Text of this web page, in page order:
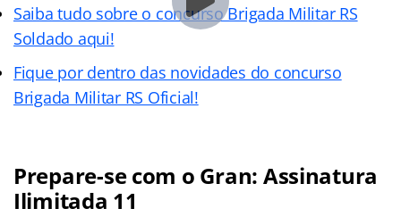
Saiba tudo sobre o concurso Brigada Militar RS
Soldado aqui!
Fique por dentro das novidades do concurso
Brigada Militar RS Oficial!
Prepare-se com o Gran: Assinatura
Ilimitada 11